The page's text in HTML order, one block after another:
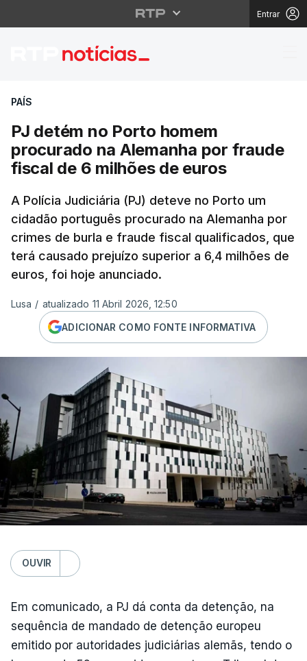
Entrar
PJ detém no Porto
PAÍS
PJ detém no Porto homem
procurado na Alemanha por fraude
fiscal de 6 milhões de euros
A Polícia Judiciária (PJ) deteve no Porto um
cidadão português procurado na Alemanha por
crimes de burla e fraude fiscal qualificados, que
terá causado prejuízo superior a 6,4 milhões de
euros, foi hoje anunciado.
Lusa / atualizado 11 Abril 2026, 12:50
ADICIONAR COMO FONTE INFORMATIVA
OUVIR
Em comunicado, a PJ dá conta da detenção, na
sequência de mandado de detenção europeu
emitido por autoridades judiciárias alemãs, tendo o